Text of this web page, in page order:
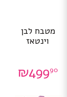
מטבח לבן
וינטאז
₪49990